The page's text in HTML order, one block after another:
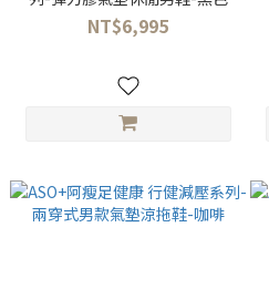
NT$6,995